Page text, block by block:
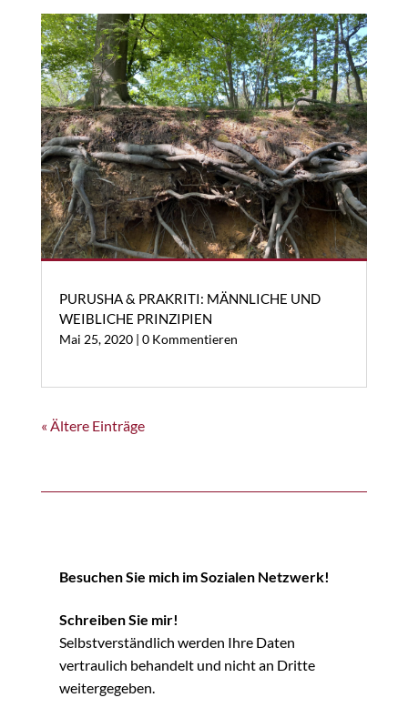
PURUSHA & PRAKRITI: MÄNNLICHE UND
WEIBLICHE PRINZIPIEN
Mai 25, 2020| 0 Kommentieren
« Ältere Einträge
Besuchen Sie mich im Sozialen Netzwerk!
Schreiben Sie mir!
Selbstverständlich werden Ihre Daten
vertraulich behandelt und nicht an Dritte
weitergegeben.